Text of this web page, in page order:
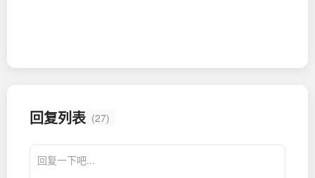
回复列表 (27)